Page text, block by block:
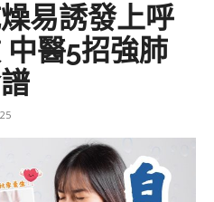
易誘發上呼
醫5招強肺